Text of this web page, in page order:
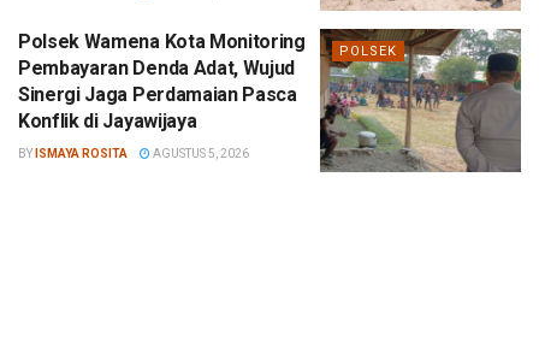
POLSEK
Polsek Wamena Kota Monitoring
Pembayaran Denda Adat, Wujud
Sinergi Jaga Perdamaian Pasca
Konflik di Jayawijaya
BY ISMAYA ROSITA AGUSTUS 5, 2026